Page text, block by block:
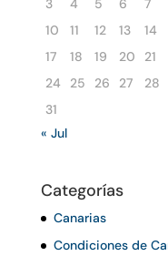
3
4 5 6 7
10
11 12 13 14
17
18 19 20 21
24
25 26 27 28
31
« Jul
Categorías
Canarias
Condiciones de